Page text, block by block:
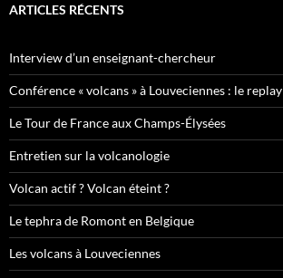
ARTICLES RÉCENTS
Interview d’un enseignant-chercheur
Conférence « volcans » à Louveciennes : le replay
Le Tour de France aux Champs-Élysées
Entretien sur la volcanologie
Volcan actif ? Volcan éteint ?
Le tephra de Romont en Belgique
Les volcans à Louveciennes